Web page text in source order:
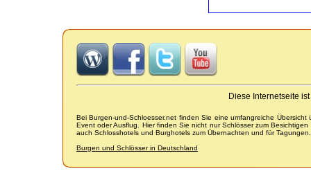
Diese Internetseite
Bei Burgen-und-Schloesser.net finden Sie eine umfangreiche
Event oder Ausflug. Hier finden Sie nicht nur Schlösser zum
auch Schlosshotels und Burghotels zum Übernachten und für Tagungen.
Burgen und Schlösser in Deutschland